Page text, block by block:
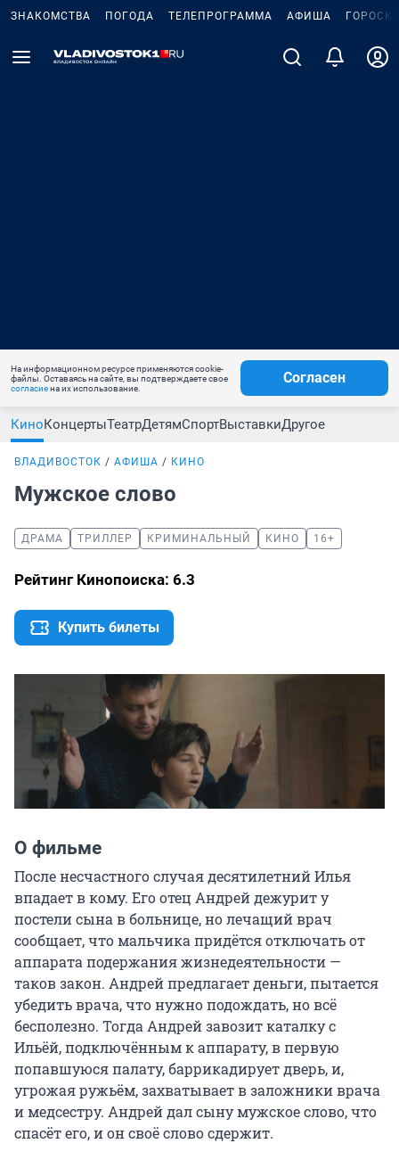
ЗНАКОМСТВА ПОГОДА ТЕЛЕПРОГРАММА АФИША
На информационном ресурсе применяются cookie-
файлы. Оставаясь на сайте, вы подтверждаете свое
согласиена их использование.
Согласен
КиноКонцертыТеатрДетямСпортВыставкиДругое
ВЛАДИВОСТОК АФИША КИНО
Мужское слово
ДРАМА ТРИЛЛЕР КРИМИНАЛЬНЫЙ КИНО 16+
Рейтинг Кинопоиска: 6.3
Купить билеты
О фильме
После несчастного случая десятилетний Илья
впадает в кому. Его отец Андрей дежурит у
постели сына в больнице, но лечащий врач
сообщает, что мальчика придётся отключать от
аппарата подержания жизнедеятельности —
таков закон. Андрей предлагает деньги, пытается
убедить врача, что нужно подождать, но всё
бесполезно. Тогда Андрей завозит каталку с
Ильёй, подключённым к аппарату, в первую
попавшуюся палату, баррикадирует дверь, и,
угрожая ружьём, захватывает в заложники врача
и медсестру. Андрей дал сыну мужское слово, что
спасёт его, и он своё слово сдержит.